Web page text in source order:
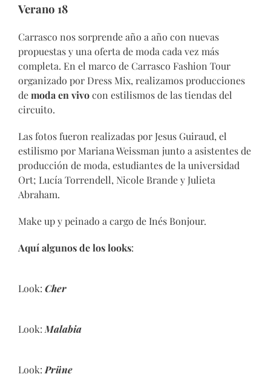
Verano 18
Carrasco nos sorprende año a año con nuevas
propuestas y una oferta de moda cada vez más
completa. En el marco de Carrasco Fashion Tour
organizado por Dress Mix, realizamos producciones
demoda en vivocon estilismos de las tiendas del
circuito.
Las fotos fueron realizadas por Jesus Guiraud, el
estilismo por Mariana Weissman junto a asistentes de
producción de moda, estudiantes de la universidad
Ort; Lucía Torrendell, Nicole Brande y Julieta
Abraham.
Make up y peinado a cargo de Inés Bonjour.
Aquí algunos de los looks:
Look: Cher
Look: Malabia
Look: Prüne